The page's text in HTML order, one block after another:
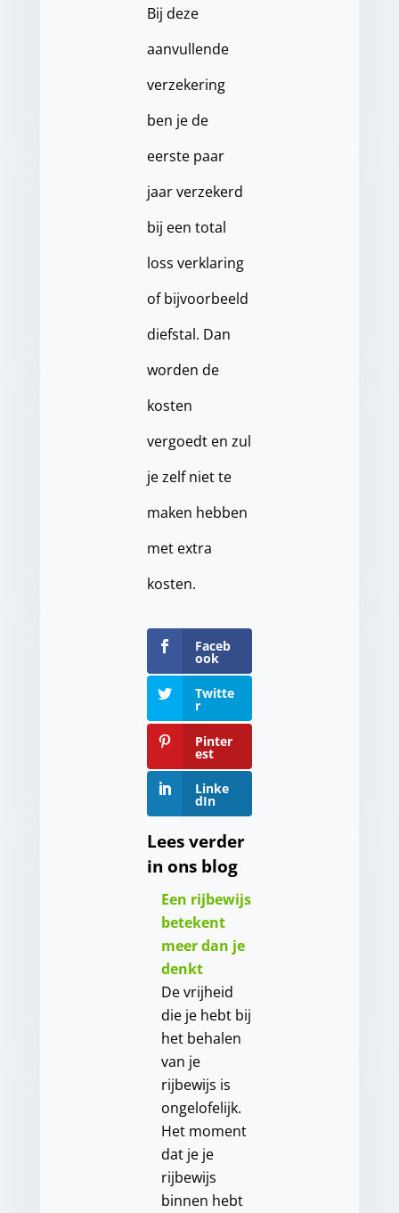
Bij deze
aanvullende
verzekering
ben je de
eerste paar
jaar verzekerd
bij een total
loss verklaring
of bijvoorbeeld
diefstal. Dan
worden de
kosten
vergoedt en zul
je zelf niet te
maken hebben
met extra
kosten.
Faceb
ook
Twitte
r
Pinter
est
Linke
dIn
Lees verder
in ons blog
Een rijbewijs
betekent
meer dan je
denkt
De vrijheid
die je hebt bij
het behalen
van je
rijbewijs is
ongelofelijk.
Het moment
dat je je
rijbewijs
binnen hebt